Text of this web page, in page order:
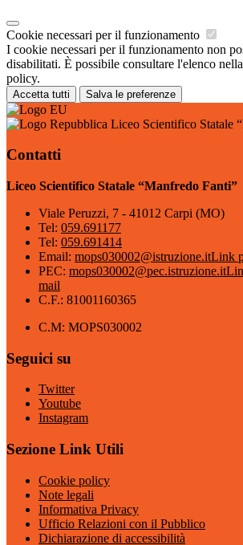
Cookie necessari per il funzionamento
I cookie necessari per il funzionamento non
disabilitati. È possibile consultare l'elenco
policy.
Accetta tutti Salva le preferenze
Liceo Scientifico Statale
Contatti
Liceo Scientifico Statale “Manfredo Fanti”
Viale Peruzzi, 7 - 41012 Carpi (MO)
Tel: 059.691177
Tel: 059.691414
Email: mops030002@istruzione.itLink
PEC: mops030002@pec.istruzione.it
mail
C.F.: 81001160365
C.M: MOPS030002
Seguici su
Twitter
Youtube
Instagram
Sezione Link Utili
Cookie policy
Note legali
Informativa Privacy
Ufficio Relazioni con il Pubblico
Dichiarazione di accessibilità